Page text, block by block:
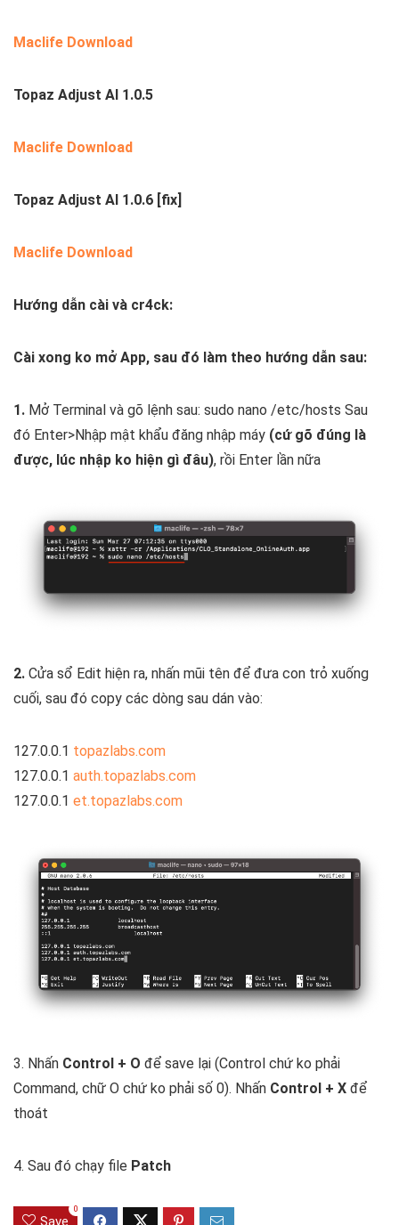
Maclife Download
Topaz Adjust AI 1.0.5
Maclife Download
Topaz Adjust AI 1.0.6 [fix]
Maclife Download
Hướng dẫn cài và cr4ck:
Cài xong ko mở App, sau đó làm theo hướng dẫn sau:
1. Mở Terminal và gõ lệnh sau: sudo nano /etc/hosts Sau
đó Enter>Nhập mật khẩu đăng nhập máy (cứ gõ đúng là
được, lúc nhập ko hiện gì đâu), rồi Enter lần nữa
2. Cửa sổ Edit hiện ra, nhấn mũi tên để đưa con trỏ xuống
cuối, sau đó copy các dòng sau dán vào:
127.0.0.1 topazlabs.com
127.0.0.1 auth.topazlabs.com
127.0.0.1 et.topazlabs.com
3. Nhấn Control + O để save lại (Control chứ ko phải
Command, chữ O chứ ko phải số 0). Nhấn Control + X để
thoát
4. Sau đó chạy file Patch
Save
0